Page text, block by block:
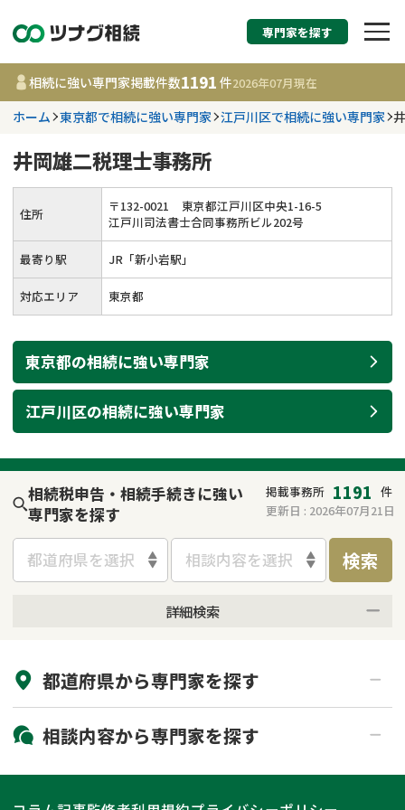
相続税申告・相続手
す
事務所 1191
更新日 :2026年07月21日
相談内容で探す
遺言書作成・遺言執行
相続登記
遺留分侵害額請求
相続手続き
家族信託
贈与税
相続人調査
産)
費用相場
コラム
相続手続き
遺言
遺産分割
不動産の相続
相続登記
専門家を探す
相続に強い専門家掲載件数1191 件2026年07月現在
ホーム 東京都で相続に強い専門家 江戸川区で相続に強い専門家
井岡雄二税理士事務所
住所 〒132-0021
東京都江戸川区中央1-16-5
江戸川司法書士合同事務所ビル202号
最寄り駅 JR「新小岩駅」
対応エリア 東京都
東京都の相続に強い専門家
江戸川区の相続に強い専門家
相続税申告・相続手続きに強い
専門家を探す
掲載事務所 1191 件
更新日 : 2026年07月21日
都道府県を選択 相談内容を選択 検索
詳細検索
初回相談無料
土日祝の相談可能
都道府県から専門家を探す
北海道・東北
北海道 青森県
関東
相談内容から専門家を探す